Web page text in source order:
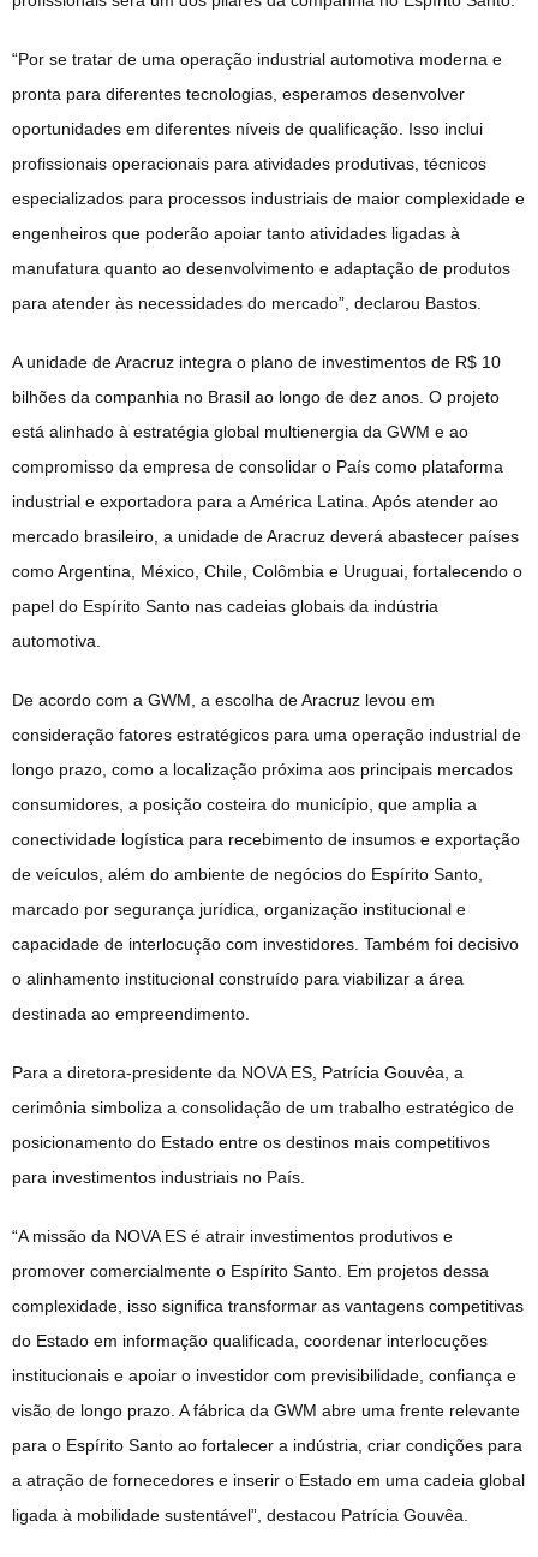
“Por se tratar de uma operação industrial automotiva moderna e
pronta para diferentes tecnologias, esperamos desenvolver
oportunidades em diferentes níveis de qualificação. Isso inclui
profissionais operacionais para atividades produtivas, técnicos
especializados para processos industriais de maior complexidade e
engenheiros que poderão apoiar tanto atividades ligadas à
manufatura quanto ao desenvolvimento e adaptação de produtos
para atender às necessidades do mercado”, declarou Bastos.
A unidade de Aracruz integra o plano de investimentos de R$ 10
bilhões da companhia no Brasil ao longo de dez anos. O projeto
está alinhado à estratégia global multienergia da GWM e ao
compromisso da empresa de consolidar o País como plataforma
industrial e exportadora para a América Latina. Após atender ao
mercado brasileiro, a unidade de Aracruz deverá abastecer países
como Argentina, México, Chile, Colômbia e Uruguai, fortalecendo o
papel do Espírito Santo nas cadeias globais da indústria
automotiva.
De acordo com a GWM, a escolha de Aracruz levou em
consideração fatores estratégicos para uma operação industrial de
longo prazo, como a localização próxima aos principais mercados
consumidores, a posição costeira do município, que amplia a
conectividade logística para recebimento de insumos e exportação
de veículos, além do ambiente de negócios do Espírito Santo,
marcado por segurança jurídica, organização institucional e
capacidade de interlocução com investidores. Também foi decisivo
o alinhamento institucional construído para viabilizar a área
destinada ao empreendimento.
Para a diretora-presidente da NOVA ES, Patrícia Gouvêa, a
cerimônia simboliza a consolidação de um trabalho estratégico de
posicionamento do Estado entre os destinos mais competitivos
para investimentos industriais no País.
“A missão da NOVA ES é atrair investimentos produtivos e
promover comercialmente o Espírito Santo. Em projetos dessa
complexidade, isso significa transformar as vantagens competitivas
do Estado em informação qualificada, coordenar interlocuções
institucionais e apoiar o investidor com previsibilidade, confiança e
visão de longo prazo. A fábrica da GWM abre uma frente relevante
para o Espírito Santo ao fortalecer a indústria, criar condições para
a atração de fornecedores e inserir o Estado em uma cadeia global
ligada à mobilidade sustentável”, destacou Patrícia Gouvêa.